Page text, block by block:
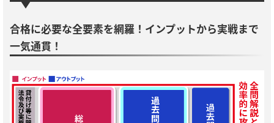
合格に必要な全要素を網羅！インプットから実戦まで
一気通貫！